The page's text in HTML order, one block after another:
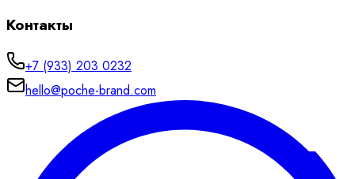
Контакты
+7 (933) 203 0232
hello@poche-brand.com